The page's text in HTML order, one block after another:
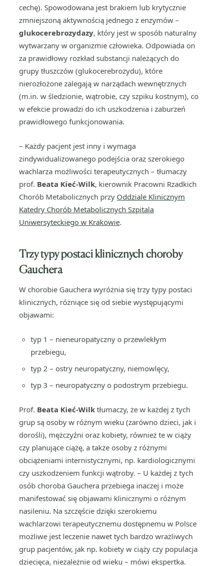
cechę). Spowodowana jest brakiem lub krytycznie
zmniejszoną aktywnością jednego z enzymów –
glukocerebrozydazy, który jest w sposób naturalny
wytwarzany w organizmie człowieka. Odpowiada on
za prawidłowy rozkład substancji należących do
grupy tłuszczów (glukocerebrozydu), które
nierozłożone zalegają w narządach wewnętrznych
(m.in. w śledzionie, wątrobie, czy szpiku kostnym), co
w efekcie prowadzi do ich uszkodzenia i zaburzeń
prawidłowego funkcjonowania.
– Każdy pacjent jest inny i wymaga
zindywidualizowanego podejścia oraz szerokiego
wachlarza możliwości terapeutycznych – tłumaczy
prof. Beata Kieć-Wilk, kierownik Pracowni Rzadkich
Chorób Metabolicznych przy Oddziale Klinicznym
Katedry Chorób Metabolicznych Szpitala
Uniwersyteckiego w Krakowie.
Trzy typy postaci klinicznych choroby
Gauchera
W chorobie Gauchera wyróżnia się trzy typy postaci
klinicznych, różniące się od siebie występującymi
objawami:
typ 1 – nieneuropatyczny o przewlekłym
przebiegu,
typ 2 – ostry neuropatyczny, niemowlęcy,
typ 3 – neuropatyczny o podostrym przebiegu.
Prof. Beata Kieć-Wilk tłumaczy, że w każdej z tych
grup są osoby w różnym wieku (zarówno dzieci, jak i
dorośli), mężczyźni oraz kobiety, również te w ciąży
czy planujące ciążę, a także osoby z różnymi
obciążeniami internistycznymi, np. kardiologicznymi
czy uszkodzeniem funkcji wątroby. – U każdej z tych
osób choroba Gauchera przebiega inaczej i może
manifestować się objawami klinicznymi o różnym
nasileniu. Na szczęście dzięki szerokiemu
wachlarzowi terapeutycznemu dostępnemu w Polsce
możliwe jest leczenie nawet tych bardzo wrażliwych
grup pacjentów, jak np. kobiety w ciąży czy populacja
dziecięca, niezależnie od wieku – mówi ekspertka.